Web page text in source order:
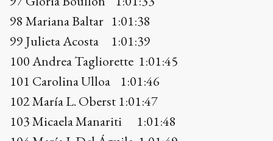
103 Micaela Manariti 1:01:48
104 María I. Del Águila 1:01:49
105 Vanina Villalba 1:01:51
106 Victoria Oliveto 1:01:52
107 María Labarba 1:01:52
108 Juliana Funaro 1:01:59
109 María F. Rojas 1:02:00